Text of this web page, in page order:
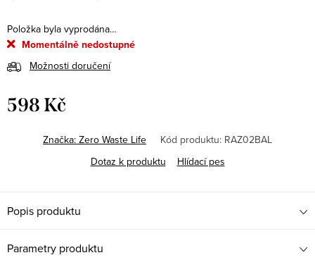
Položka byla vyprodána…
Momentálně nedostupné
Možnosti doručení
598 Kč
Značka: Zero Waste Life Kód produktu: RAZ02BAL
Dotaz k produktu
Hlídací pes
Popis produktu
Parametry produktu